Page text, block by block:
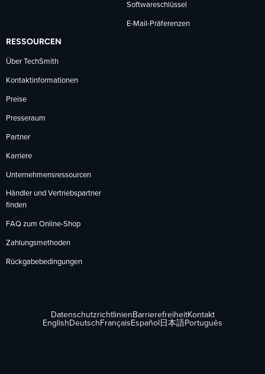
Softwareschlüssel
E-Mail-Präferenzen
RESSOURCEN
Über TechSmith
Kontaktinformationen
Preise
Presseraum
Partner
Karriere
Unternehmensressourcen
Händler und Vertriebspartner
finden
FAQ zum Online-Shop
Zahlungsmethoden
Rückgabebedingungen
Datenschutzrichtlinien BarrierefreiheitKontakt
English Deutsch Français Español 日本語Português